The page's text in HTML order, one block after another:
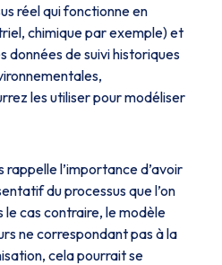
réel qui fonctionne en
chimique par exemple) et
données de suivi historiques
les utiliser pour modéliser
rappelle l’importance d’avoir
du processus que l’on
le cas contraire, le modèle
ne correspondant pas à la
cela pourrait se